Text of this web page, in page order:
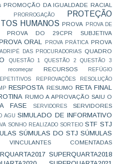
PROMOÇÃO DA IGUALDADE RACIAL
PRORROGAÇÃO
PROTEÇÃO
HUMANOS PROVA
PROVA DE
PROVA DO 29CPR SUBJETIVA
ORAL PROVA PRÁTICA PROVA
DAS PROCURADORIAS
QUADRO
QUESTÃO 1 QUESTÃO 2 QUESTÃO 3
recomeçar RECURSOS REFÚGIO
REPROVAÇÕES
RESOLUÇÃO
RESPOSTA RESUMO RETA FINAL
RUMO A APROVAÇÃO SAIU O
FASE SERVIDORES
SERVIDORES
AGU SIMULADO DE INFORMATIVO
SONHO REALIZADO SORTEIO STF STJ
SÚMULAS DO STJ SÚMULAS
VINCULANTES COMENTADAS
SUPERQUARTA2018